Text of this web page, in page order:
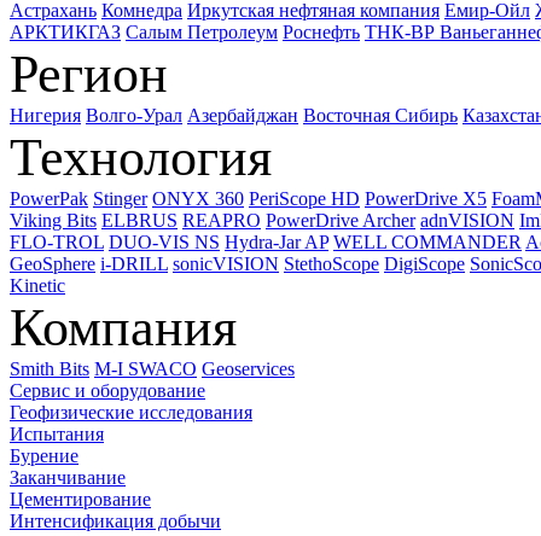
Астрахань Комнедра Иркутская нефтяная компания Емир-Ойл
АРКТИКГАЗ Салым Петролеум Роснефть ТНК-ВР
Регион
Нигерия Волго-Урал Азербайджан Восточная Сибирь
Технология
PowerPak Stinger ONYX 360 PeriScope HD PowerDrive X5
Viking Bits ELBRUS REAPRO PowerDrive Archer adnVISION
FLO-TROL DUO-VIS NS Hydra-Jar AP WELL COMMANDER
GeoSphere i-DRILL sonicVISION StethoScope DigiScope
Kinetic
Компания
Smith Bits M-I SWACO Geoservices
Сервис и оборудование
Геофизические исследования
Испытания
Бурение
Заканчивание
Цементирование
Интенсификация добычи